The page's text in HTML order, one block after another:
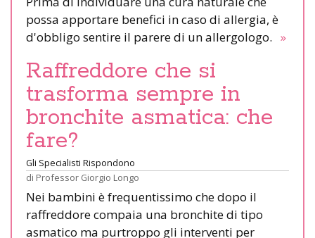
possa apportare benefici in caso di allergia, è
d'obbligo sentire il parere di un allergologo. »
Raffreddore che si
trasforma sempre in
bronchite asmatica: che
fare?
Gli Specialisti Rispondono
di Professor Giorgio Longo
Nei bambini è frequentissimo che dopo il
raffreddore compaia una bronchite di tipo
asmatico ma purtroppo gli interventi per